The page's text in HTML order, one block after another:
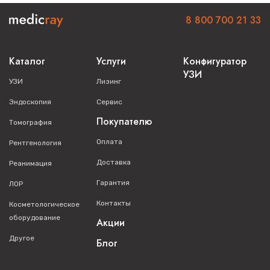
Каталог
УЗИ
Эндоскопия
Томография
Рентгенология
Реанимация
ЛОР
Косметологическое
оборудование
Другое
Услуги
Лизинг
Сервис
Покупателю
Оплата
Доставка
Гарантия
Контакты
Акции
Блог
Конфигуратор
УЗИ
8 800 700 21 33